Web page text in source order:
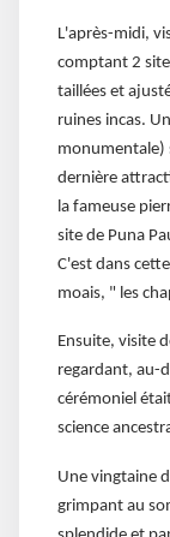
L'après-midi,
comptant 2
taillées et
ruines incas.
monumentale)
dernière
la fameuse
site de Puna
C'est dans
moais, " les
Ensuite, visite
regardant, au-
cérémoniel
science
Une vingtaine
grimpant au